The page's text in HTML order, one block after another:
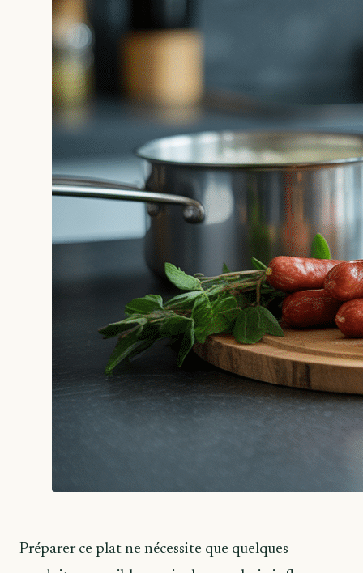
Préparer ce plat ne nécessite que quelques